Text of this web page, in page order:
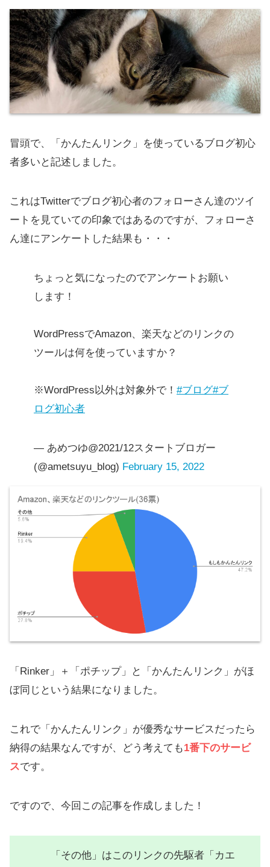
冒頭で、「かんたんリンク」を使っているブログ初心
者多いと記述しました。
これはTwitterでブログ初心者のフォローさん達のツイ
ートを見ていての印象ではあるのですが、フォローさ
ん達にアンケートした結果も・・・
ちょっと気になったのでアンケートお願い
します！
WordPressでAmazon、楽天などのリンクの
ツールは何を使っていますか？
※WordPress以外は対象外で！ #ブログ#ブ
ログ初心者
— あめつゆ@2021/12スタートブロガー
(@ametsuyu_blog) February 15, 2022
「Rinker」＋「ポチップ」と「かんたんリンク」がほ
ぼ同じという結果になりました。
これで「かんたんリンク」が優秀なサービスだったら
納得の結果なんですが、どう考えても1番下のサービ
スです。
ですので、今回この記事を作成しました！
「その他」はこのリンクの先駆者「カエ